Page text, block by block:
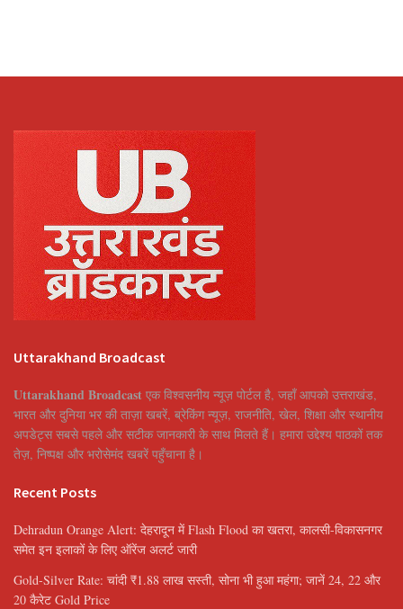
Uttarakhand Broadcast
Uttarakhand Broadcast एक विश्वसनीय न्यूज़ पोर्टल है, जहाँ आपको उत्तराखंड,
भारत और दुनिया भर की ताज़ा खबरें, ब्रेकिंग न्यूज़, राजनीति, खेल, शिक्षा और स्थानीय
अपडेट्स सबसे पहले और सटीक जानकारी के साथ मिलते हैं। हमारा उद्देश्य पाठकों तक
तेज़, निष्पक्ष और भरोसेमंद खबरें पहुँचाना है।
Recent Posts
Dehradun Orange Alert: देहरादून में Flash Flood का खतरा, कालसी-विकासनगर
समेत इन इलाकों के लिए ऑरेंज अलर्ट जारी
Gold-Silver Rate: चांदी ₹1.88 लाख सस्ती, सोना भी हुआ महंगा; जानें 24, 22 और
20 कैरेट Gold Price